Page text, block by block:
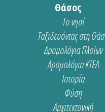
Θάσος
Το νησί
Ταξιδευόντας στη
Δρομολόγια Πλοίων
Δρομολόγια ΚΤΕΛ
Ιστορία
Φύση
Αρχιτεκτονική